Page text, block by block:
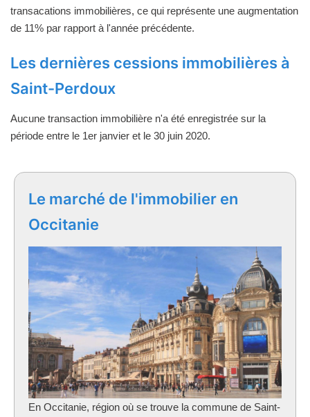
transacations immobilières, ce qui représente une augmentation
de 11% par rapport à l'année précédente.
Les dernières cessions immobilières à
Saint-Perdoux
Aucune transaction immobilière n'a été enregistrée sur la
période entre le 1er janvier et le 30 juin 2020.
Le marché de l'immobilier en
Occitanie
En Occitanie, région où se trouve la commune de Saint-